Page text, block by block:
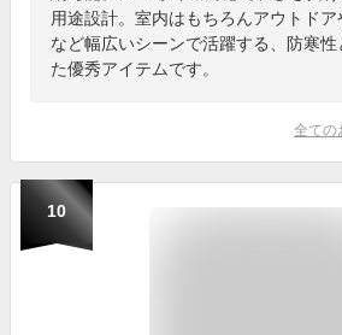
用途設計。室内はもちろんアウトド
など幅広いシーンで活躍する、防寒性
た優秀アイテムです。
全ての
10